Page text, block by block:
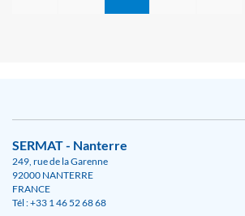
SERMAT - Nanterre
249, rue de la Garenne
92000 NANTERRE
FRANCE
Tél : +33 1 46 52 68 68